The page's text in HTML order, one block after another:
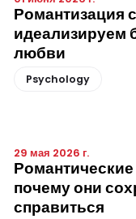
Романтизация
идеализируем
любви
Psychology
29 мая 2026 г.
почему они
справиться